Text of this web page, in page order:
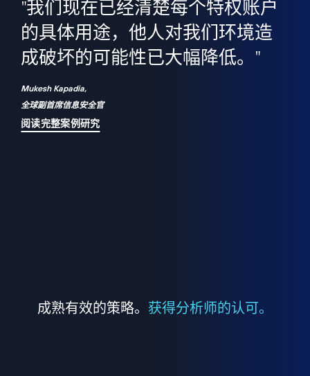
"我们现在已经清楚每个特权账户
的具体用途，他人对我们环境造
成破坏的可能性已大幅降低。"
Mukesh Kapadia,
全球副首席信息安全官
阅读完整案例研究
成熟有效的策略。 获得分析师的认可。